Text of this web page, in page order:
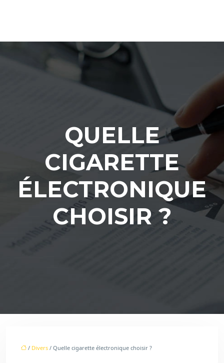
QUELLE
CIGARETTE
ÉLECTRONIQUE
CHOISIR ?
/ Divers / Quelle cigarette électronique choisir ?